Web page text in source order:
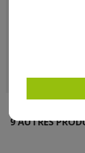
9 AUTRES